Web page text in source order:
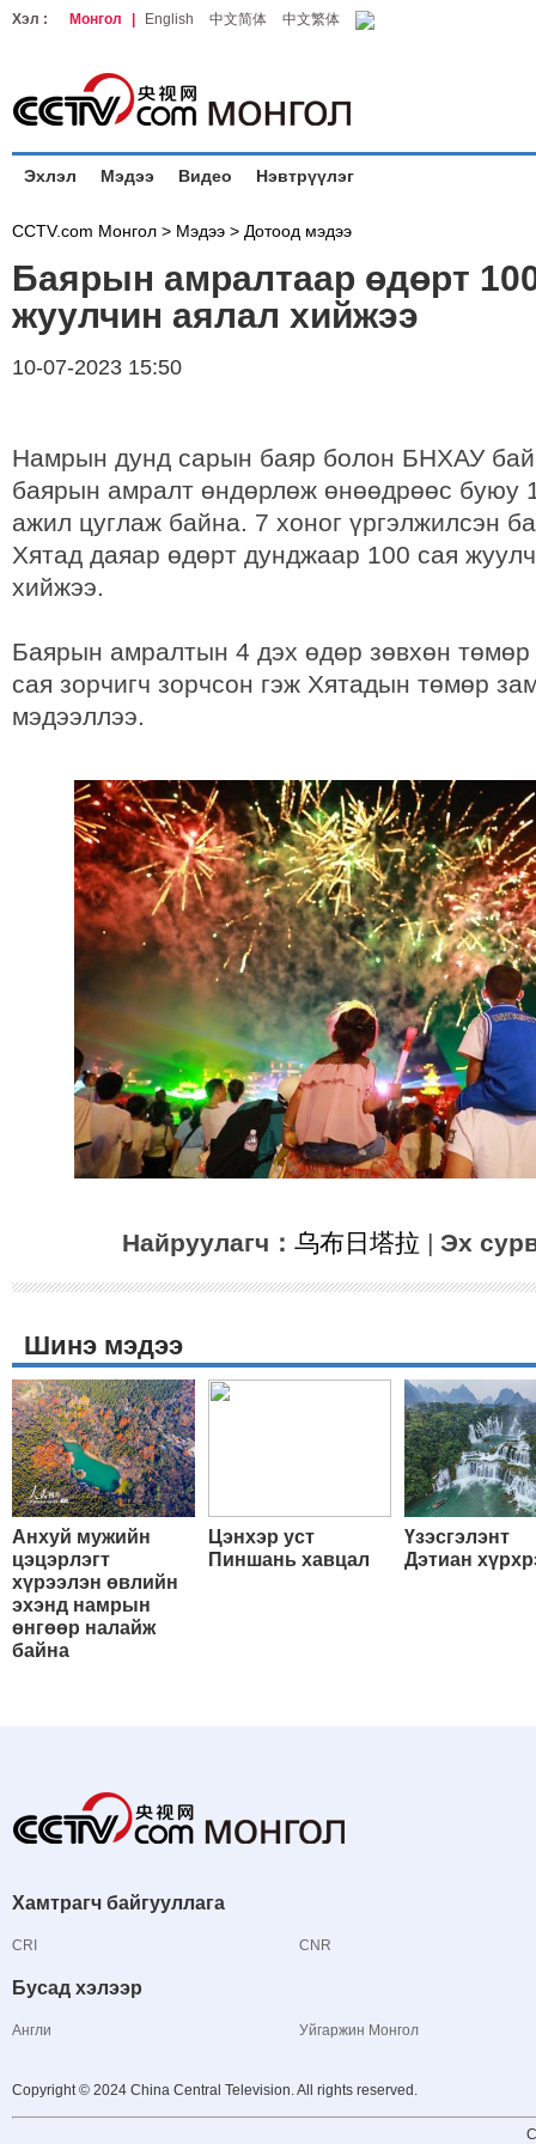
Хэл : Монгол English 中文简体 中文繁体
Эхлэл Мэдээ Видео Нэвтрүүлэг
CCTV.com Монгол > Мэдээ > Дотоод мэдээ
Баярын амралтаар өдөрт
жуулчин аялал хийжээ
10-07-2023 15:50
Намрын дунд сарын баяр болон БНХАУ
баярын амралт өндөрлөж өнөөдрөөс буюу
ажил цуглаж байна. 7 хоног үргэлжилсэн
Хятад даяар өдөрт дунджаар 100 сая
хийжээ.
Баярын амралтын 4 дэх өдөр зөвхөн
сая зорчигч зорчсон гэж Хятадын төмөр
мэдээллээ.
Найруулагч： 乌布日塔拉 | Эх
Шинэ мэдээ
Анхуй мужийн
цэцэрлэгт
хүрээлэн өвлийн
эхэнд намрын
өнгөөр налайж
байна
Цэнхэр уст
Пиншань хавцал
Үзэсгэлэнт
Дэтиан
Хамтрагч байгууллага
CRI CNR
Бусад хэлээр
Англи Уйгаржин Монгол
Copyright © 2024 China Central Television. All rights reserved.